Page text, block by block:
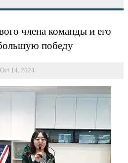
члена команды и его
победу
Oct 14, 2024